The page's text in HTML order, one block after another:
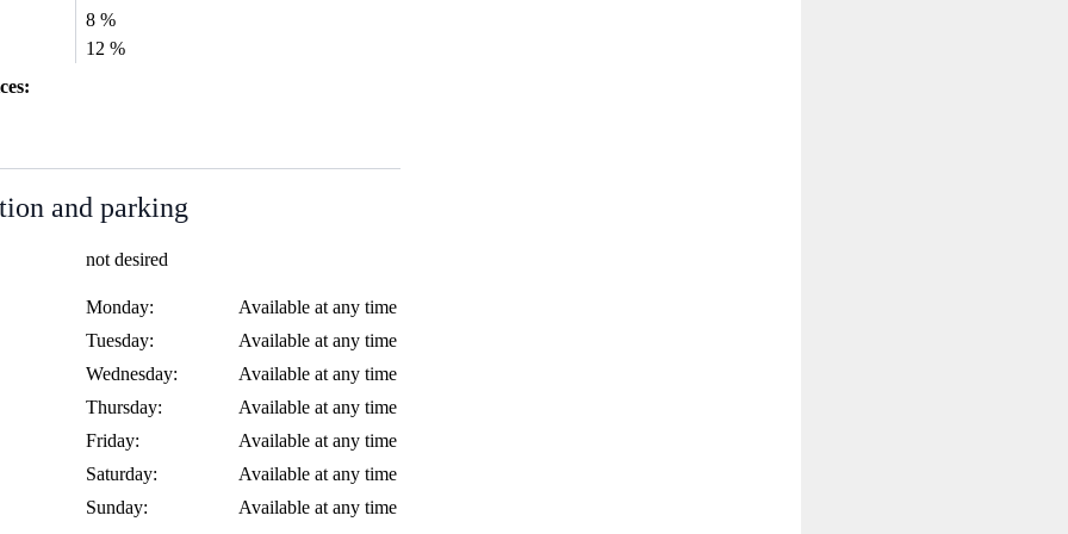
8 %
12 %
and parking
not desired
Monday:
Available at any time
Tuesday:
Available at any time
Wednesday:
Available at any time
Thursday:
Available at any time
Friday:
Available at any time
Saturday:
Available at any time
Sunday:
Available at any time